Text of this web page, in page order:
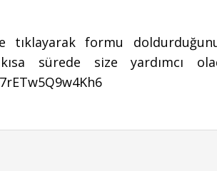
tıklayarak formu
sürede size yardımcı